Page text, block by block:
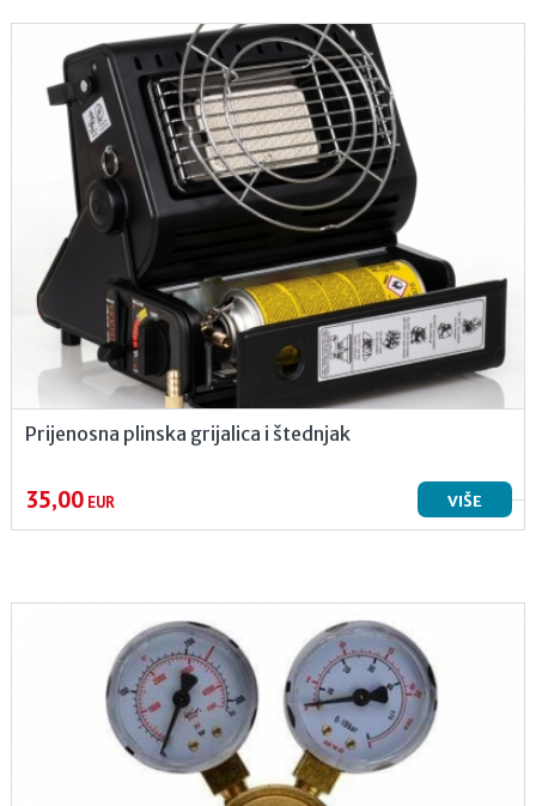
Prijenosna plinska grijalica i štednjak
35,00EUR VIŠE